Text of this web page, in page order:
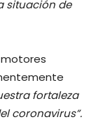
situación de
fortaleza
coronavirus”.